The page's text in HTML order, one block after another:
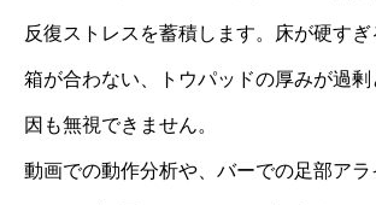
反復ストレスを蓄積します。床が硬す
箱が合わない、トウパッドの厚みが過
因も無視できません。
動画での動作分析や、バーでの足部アラ